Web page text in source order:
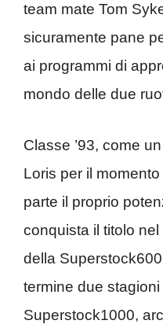
team mate Tom
sicuramente pane
ai programmi di
mondo delle due
Classe ’93, come
Loris per il
parte il proprio
conquista il titolo
della
termine due
Superstock1000,